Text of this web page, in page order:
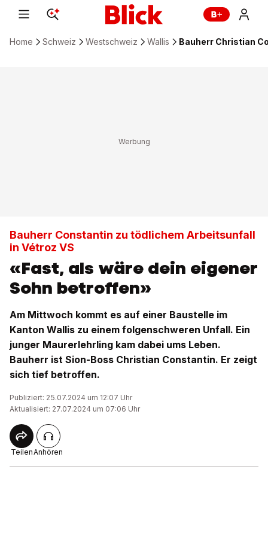
Home Schweiz Westschweiz Wallis Bauherr Christian
Bauherr Constantin zu tödlichem Arbeitsunfall
in Vétroz VS
«Fast, als wäre dein eigener
Sohn betroffen»
Am Mittwoch kommt es auf einer Baustelle im
Kanton Wallis zu einem folgenschweren Unfall. Ein
junger Maurerlehrling kam dabei ums Leben.
Bauherr ist Sion-Boss Christian Constantin. Er zeigt
sich tief betroffen.
Publiziert: 25.07.2024 um 12:07 Uhr
Aktualisiert: 27.07.2024 um 07:06 Uhr
TeilenAnhören